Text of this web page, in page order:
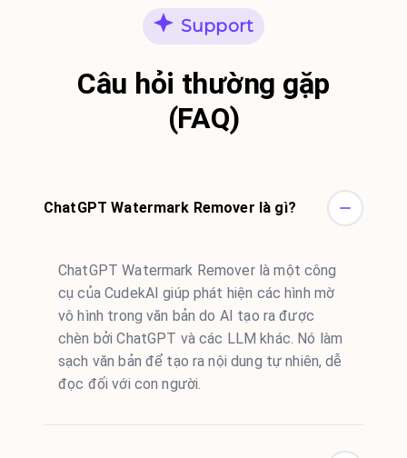
Support
Câu hỏi thường gặp
(FAQ)
ChatGPT Watermark Remover là gì?
ChatGPT Watermark Remover là một công
cụ của CudekAI giúp phát hiện các hình mờ
vô hình trong văn bản do AI tạo ra được
chèn bởi ChatGPT và các LLM khác. Nó làm
sạch văn bản để tạo ra nội dung tự nhiên, dễ
đọc đối với con người.